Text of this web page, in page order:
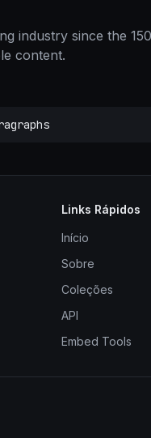
industry since the
content.
Links Rápidos
Início
Sobre
Coleções
API
Embed Tools